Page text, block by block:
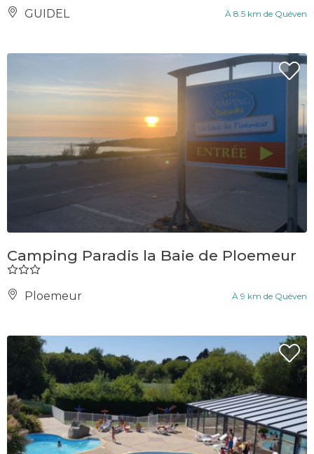
GUIDEL À 8.5 km de Quéven
Camping Paradis la Baie de Ploemeur
Ploemeur À 9 km de Quéven